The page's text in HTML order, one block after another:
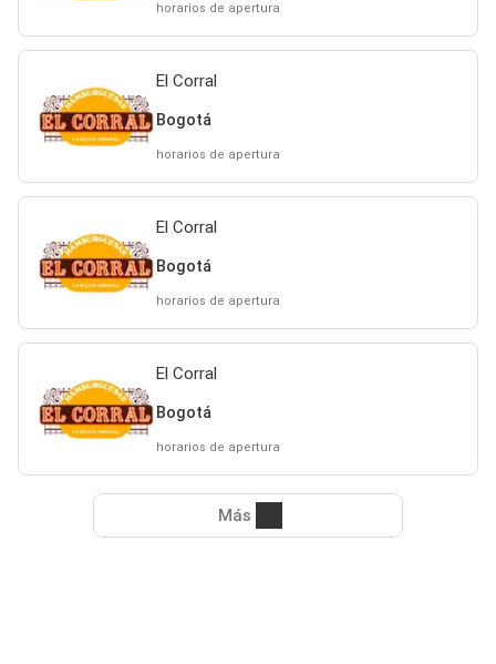
horarios de apertura
El Corral
Bogotá
horarios de apertura
El Corral
Bogotá
horarios de apertura
El Corral
Bogotá
horarios de apertura
Más